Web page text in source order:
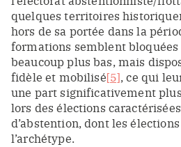
quelques territoires
hors de sa portée dans la
formations semblent bloquées
beaucoup plus bas, mais
fidèle et mobilisé[5], ce qui
une part significativement
lors des élections
d’abstention, dont les
l’archétype.